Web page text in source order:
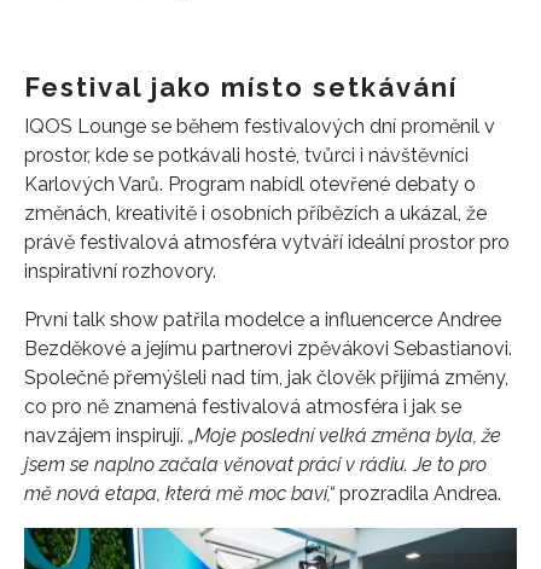
Festival jako místo setkávání
IQOS Lounge se během festivalových dní proměnil v
prostor, kde se potkávali hosté, tvůrci i návštěvníci
Karlových Varů. Program nabídl otevřené debaty o
změnách, kreativitě i osobních příbězích a ukázal, že
právě festivalová atmosféra vytváří ideální prostor pro
inspirativní rozhovory.
První talk show patřila modelce a influencerce Andree
Bezděkové a jejímu partnerovi zpěvákovi Sebastianovi.
Společně přemýšleli nad tím, jak člověk přijímá změny,
co pro ně znamená festivalová atmosféra i jak se
navzájem inspirují. „Moje poslední velká změna byla, že
jsem se naplno začala věnovat práci v rádiu. Je to pro
mě nová etapa, která mě moc baví,“ prozradila Andrea.